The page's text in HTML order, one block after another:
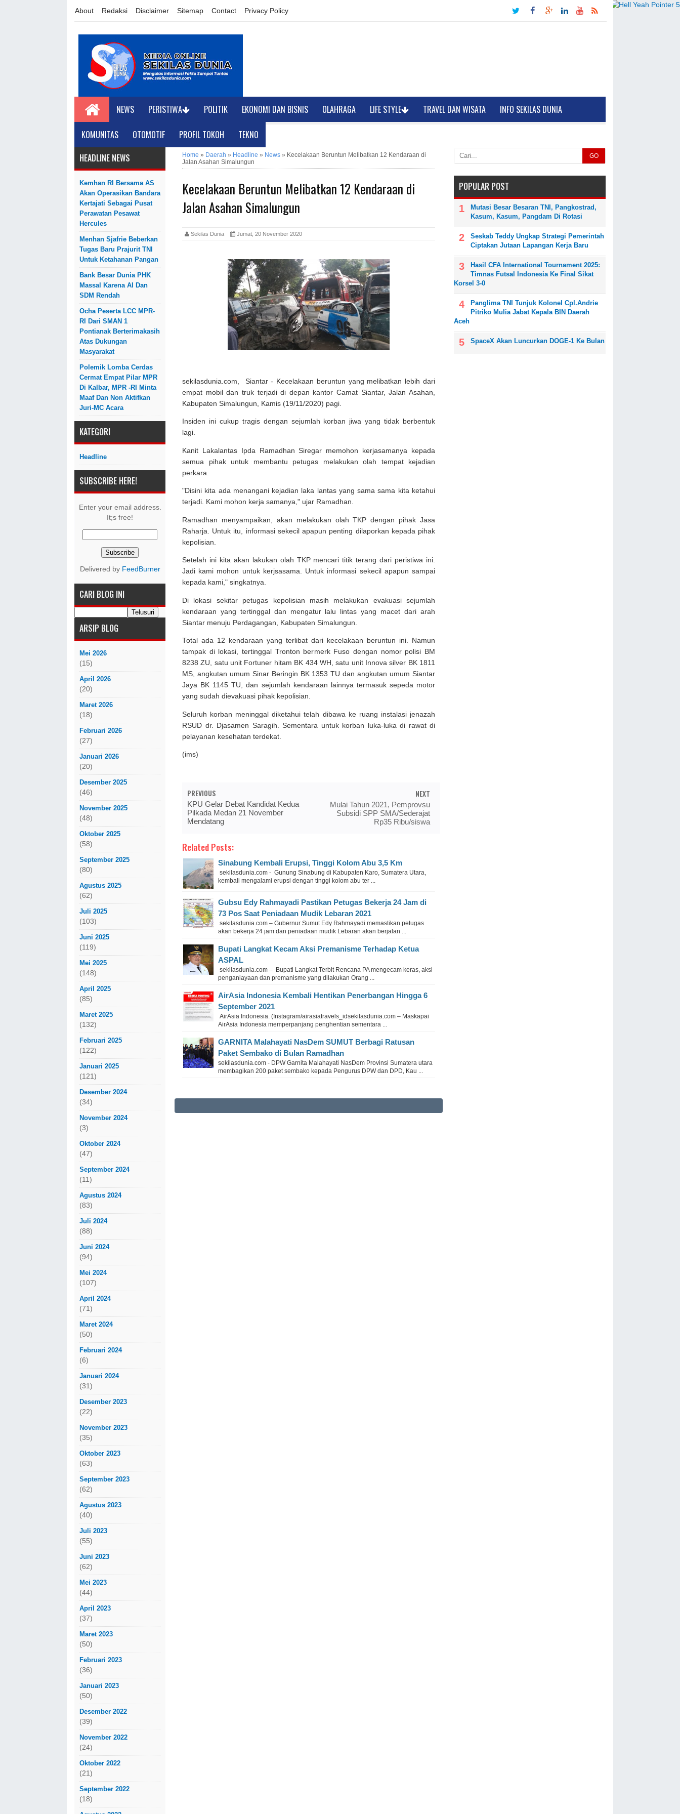
About Redaksi Disclaimer Sitemap Contact Privacy Policy
NEWS PERISTIWA POLITIK EKONOMI DAN BISNIS OLAHRAGA LIFE STYLE TRAVEL DAN WISATA INFO SEKILAS DUNIA
KOMUNITAS OTOMOTIF PROFIL TOKOH
TEKNO
HEADLINE NEWS
Kemhan RI Bersama AS
Akan Operasikan Bandara
Kertajati Sebagai Pusat
Perawatan Pesawat
Hercules
Menhan Sjafrie Beberkan
Tugas Baru Prajurit TNI
Untuk Ketahanan Pangan
Bank Besar Dunia PHK
Massal Karena AI Dan
SDM Rendah
Ocha Peserta LCC MPR-
RI Dari SMAN 1
Pontianak Berterimakasih
Atas Dukungan
Masyarakat
Polemik Lomba Cerdas
Cermat Empat Pilar MPR
Di Kalbar, MPR -RI Minta
Maaf Dan Non Aktifkan
Juri-MC Acara
KATEGORI
Headline
SUBSCRIBE HERE!
Enter your email address.
It;s free!
Delivered by FeedBurner
CARI BLOG INI
ARSIP BLOG
Mei 2026
(15)
April 2026
(20)
Maret 2026
(18)
Februari 2026
(27)
Januari 2026
(20)
Desember 2025
(46)
November 2025
(48)
Oktober 2025
(58)
September 2025
(80)
Agustus 2025
(62)
Juli 2025
(103)
Juni 2025
(119)
Mei 2025
(148)
April 2025
(85)
Maret 2025
(132)
Februari 2025
(122)
Januari 2025
(121)
Desember 2024
(34)
November 2024
(3)
Oktober 2024
(47)
September 2024
(11)
Agustus 2024
(83)
Juli 2024
(88)
Juni 2024
(94)
Mei 2024
(107)
April 2024
(71)
Maret 2024
(50)
Februari 2024
(6)
Januari 2024
(31)
Desember 2023
(22)
November 2023
(35)
Oktober 2023
(63)
September 2023
(62)
Agustus 2023
(40)
Juli 2023
(55)
Juni 2023
(62)
Mei 2023
(44)
April 2023
(37)
Maret 2023
(50)
Februari 2023
(36)
Januari 2023
(50)
Desember 2022
(39)
November 2022
(24)
Oktober 2022
(21)
September 2022
(18)
Home » Daerah » Headline » News » Kecelakaan Beruntun Melibatkan 12 Kendaraan di
Jalan Asahan Simalungun
Kecelakaan Beruntun Melibatkan 12 Kendaraan di
Jalan Asahan Simalungun
Sekilas Dunia Jumat, 20 November 2020
sekilasdunia.com, Siantar - Kecelakaan beruntun yang melibatkan lebih dari
empat mobil dan truk terjadi di depan kantor Camat Siantar, Jalan Asahan,
Kabupaten Simalungun, Kamis (19/11/2020) pagi.
Insiden ini cukup tragis dengan sejumlah korban jiwa yang tidak berbentuk
lagi.
Kanit Lakalantas Ipda Ramadhan Siregar memohon kerjasamanya kepada
semua pihak untuk membantu petugas melakukan olah tempat kejadian
perkara.
"Disini kita ada menangani kejadian laka lantas yang sama sama kita ketahui
terjadi. Kami mohon kerja samanya," ujar Ramadhan.
Ramadhan menyampaikan, akan melakukan olah TKP dengan pihak Jasa
Raharja. Untuk itu, informasi sekecil apapun penting dilaporkan kepada pihak
kepolisian.
Setelah ini kita akan lakukan olah TKP mencari titik terang dari peristiwa ini.
Jadi kami mohon untuk kerjsasama. Untuk informasi sekecil apapun sampai
kepada kami," singkatnya.
Di lokasi sekitar petugas kepolisian masih melakukan evakuasi sejumlah
kendaraan yang tertinggal dan mengatur lalu lintas yang macet dari arah
Siantar menuju Perdagangan, Kabupaten Simalungun.
Total ada 12 kendaraan yang terlibat dari kecelakaan beruntun ini. Namun
tampak di lokasi, tertinggal Tronton bermerk Fuso dengan nomor polisi BM
8238 ZU, satu unit Fortuner hitam BK 434 WH, satu unit Innova silver BK 1811
MS, angkutan umum Sinar Beringin BK 1353 TU dan angkutan umum Siantar
Jaya BK 1145 TU, dan sejumlah kendaraan lainnya termasuk sepeda motor
yang sudah dievakuasi pihak kepolisian.
Seluruh korban meninggal diketahui telah dibawa ke ruang instalasi jenazah
RSUD dr. Djasamen Saragih. Sementara untuk korban luka-luka di rawat di
pelayanan kesehatan terdekat.
(ims)
PREVIOUS
KPU Gelar Debat Kandidat Kedua
Pilkada Medan 21 November
Mendatang
NEXT
Mulai Tahun 2021, Pemprovsu
Subsidi SPP SMA/Sederajat
Rp35 Ribu/siswa
Related Posts:
Sinabung Kembali Erupsi, Tinggi Kolom Abu 3,5 Km
sekilasdunia.com - Gunung Sinabung di Kabupaten Karo, Sumatera Utara,
kembali mengalami erupsi dengan tinggi kolom abu ter ...
Gubsu Edy Rahmayadi Pastikan Petugas Bekerja 24 Jam di
73 Pos Saat Peniadaan Mudik Lebaran 2021
sekilasdunia.com – Gubernur Sumut Edy Rahmayadi memastikan petugas
akan bekerja 24 jam dan peniadaan mudik Lebaran akan berjalan ...
Bupati Langkat Kecam Aksi Premanisme Terhadap Ketua
ASPAL
sekilasdunia.com – Bupati Langkat Terbit Rencana PA mengecam keras, aksi
penganiayaan dan premanisme yang dilakukan Orang ...
AirAsia Indonesia Kembali Hentikan Penerbangan Hingga 6
September 2021
AirAsia Indonesia. (Instagram/airasiatravels_idsekilasdunia.com – Maskapai
AirAsia Indonesia memperpanjang penghentian sementara ...
GARNITA Malahayati NasDem SUMUT Berbagi Ratusan
Paket Sembako di Bulan Ramadhan
sekilasdunia.com - DPW Garnita Malahayati NasDem Provinsi Sumatera utara
membagikan 200 paket sembako kepada Pengurus DPW dan DPD, Kau ...
GO
POPULAR POST
Mutasi Besar Besaran TNI, Pangkostrad,
Kasum, Kasum, Pangdam Di Rotasi
Seskab Teddy Ungkap Strategi Pemerintah
Ciptakan Jutaan Lapangan Kerja Baru
Hasil CFA International Tournament 2025:
Timnas Futsal Indonesia Ke Final Sikat
Korsel 3-0
Panglima TNI Tunjuk Kolonel Cpl.Andrie
Pitriko Mulia Jabat Kepala BIN Daerah
Aceh
SpaceX Akan Luncurkan DOGE-1 Ke Bulan